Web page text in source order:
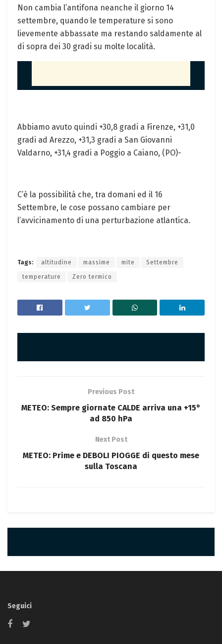
Non cambia l’antifona neanche il giorno 14
settembre, quando le temperature si sono
lievemente abbassate ma restando saldamente al
di sopra dei 30 gradi su molte località.
Abbiamo avuto quindi +30,8 gradi a Firenze, +31,0
gradi ad Arezzo, +31,3 gradi a San Giovanni
Valdarno, +31,4 gradi a Poggio a Caiano, (PO)-
C’è la possibilità che, tra domani ed il 16
Settembre, le cose possano cambiare per
l’avvicinamento di una perturbazione atlantica.
Tags: altitudine massime mite Settembre
temperature Zero termico
Previous Post
METEO: Sempre giornate CALDE arriva una +15°
ad 850 hPa
Next Post
METEO: Prime e DEBOLI PIOGGE di questo mese
sulla Toscana
Seguici